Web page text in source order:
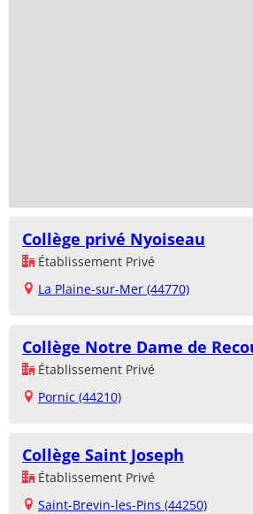
Collège privé Nyoiseau
Établissement Privé
La Plaine-sur-Mer (44770)
Collège Notre Dame de
Établissement Privé
Pornic (44210)
Collège Saint Joseph
Établissement Privé
Saint-Brevin-les-Pins (44250)